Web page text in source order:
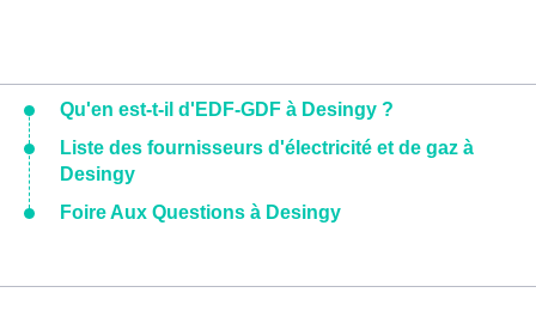
Qu'en est-t-il d'EDF-GDF à Desingy ?
Liste des fournisseurs d'électricité et de gaz à
Desingy
Foire Aux Questions à Desingy